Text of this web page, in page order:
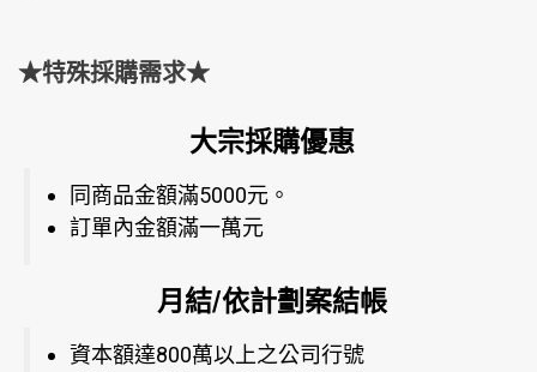
★特殊採購需求★
大宗採購優惠
同商品金額滿5000元。
訂單內金額滿一萬元
月結/依計劃案結帳
資本額達800萬以上之公司行號